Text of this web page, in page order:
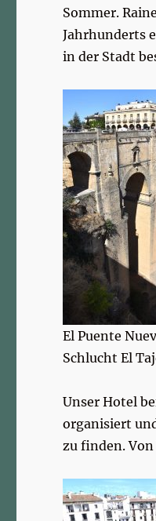
Sommer.
Jahrhunderts
in der Stadt
El Puente
Schlucht El
Unser Hotel
organisiert
zu finden.